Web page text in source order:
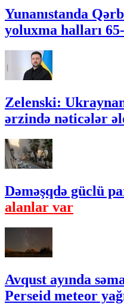
Yunanıstanda
yoluxma halları
Zelenski:
ərzində nəticələr
Dəməşqdə güclü
alanlar var
Avqust ayında
Perseid meteor